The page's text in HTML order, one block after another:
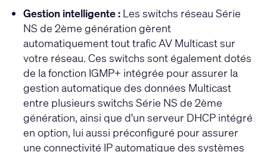
Gestion intelligente : Les switchs réseau Série
NS de 2ème génération gèrent
automatiquement tout trafic AV Multicast sur
votre réseau. Ces switchs sont également dotés
de la fonction IGMP+ intégrée pour assurer la
gestion automatique des données Multicast
entre plusieurs switchs Série NS de 2ème
génération, ainsi que d'un serveur DHCP intégré
en option, lui aussi préconfiguré pour assurer
une connectivité IP automatique des systèmes